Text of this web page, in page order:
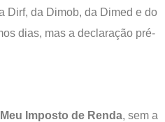
Dirf, da Dimob, da Dimed e do
dias, mas a declaração pré-
Imposto de Renda, sem a